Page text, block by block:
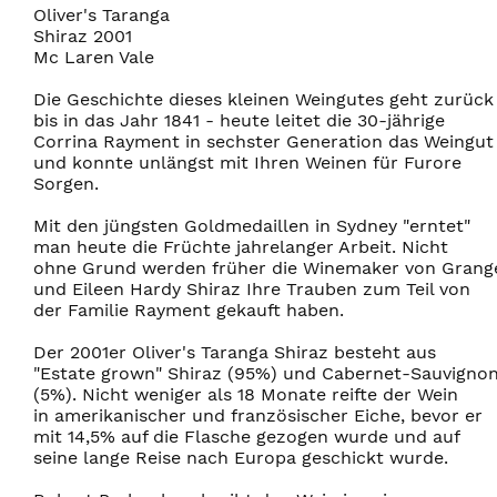
Oliver's Taranga
Shiraz 2001
Mc Laren Vale
Die Geschichte dieses kleinen Weingutes geht zurück
bis in das Jahr 1841 - heute leitet die 30-jährige
Corrina Rayment in sechster Generation das Weingut
und konnte unlängst mit Ihren Weinen für Furore
Sorgen.
Mit den jüngsten Goldmedaillen in Sydney "erntet"
man heute die Früchte jahrelanger Arbeit. Nicht
ohne Grund werden früher die Winemaker von
und Eileen Hardy Shiraz Ihre Trauben zum Teil von
der Familie Rayment gekauft haben.
Der 2001er Oliver's Taranga Shiraz besteht aus
"Estate grown" Shiraz (95%) und Cabernet-
(5%). Nicht weniger als 18 Monate reifte der Wein
in amerikanischer und französischer Eiche, bevor er
mit 14,5% auf die Flasche gezogen wurde und auf
seine lange Reise nach Europa geschickt wurde.